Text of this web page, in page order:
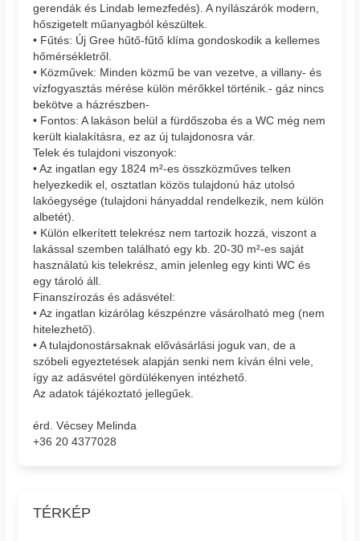
gerendák és Lindab lemezfedés). A nyílászárók modern,
hőszigetelt műanyagból készültek.
• Fűtés: Új Gree hűtő-fűtő klíma gondoskodik a kellemes
hőmérsékletről.
• Közművek: Minden közmű be van vezetve, a villany- és
vízfogyasztás mérése külön mérőkkel történik.- gáz nincs
bekötve a házrészben-
• Fontos: A lakáson belül a fürdőszoba és a WC még nem
került kialakításra, ez az új tulajdonosra vár.
Telek és tulajdoni viszonyok:
• Az ingatlan egy 1824 m²-es összközműves telken
helyezkedik el, osztatlan közös tulajdonú ház utolsó
lakóegysége (tulajdoni hányaddal rendelkezik, nem külön
albetét).
• Külön elkerített telekrész nem tartozik hozzá, viszont a
lakással szemben található egy kb. 20-30 m²-es saját
használatú kis telekrész, amin jelenleg egy kinti WC és
egy tároló áll.
Finanszírozás és adásvétel:
• Az ingatlan kizárólag készpénzre vásárolható meg (nem
hitelezhető).
• A tulajdonostársaknak elővásárlási joguk van, de a
szóbeli egyeztetések alapján senki nem kíván élni vele,
így az adásvétel gördülékenyen intézhető.
Az adatok tájékoztató jellegűek.
érd. Vécsey Melinda
+36 20 4377028
TÉRKÉP